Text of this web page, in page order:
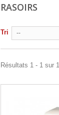
RASOIRS
Tri --
Résultats 1 - 1 sur 1.